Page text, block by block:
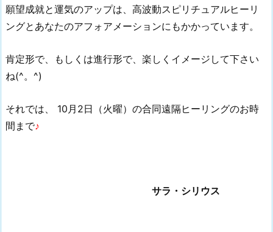
願望成就と運気のアップは、高波動スピリチュアルヒーリ
ングとあなたのアフォアメーションにもかかっています。
肯定形で、もしくは進行形で、楽しくイメージして下さい
ね(^。^)
それでは、 10月2日（火曜）の合同遠隔ヒーリングのお時
間まで♪
サラ・シリウス